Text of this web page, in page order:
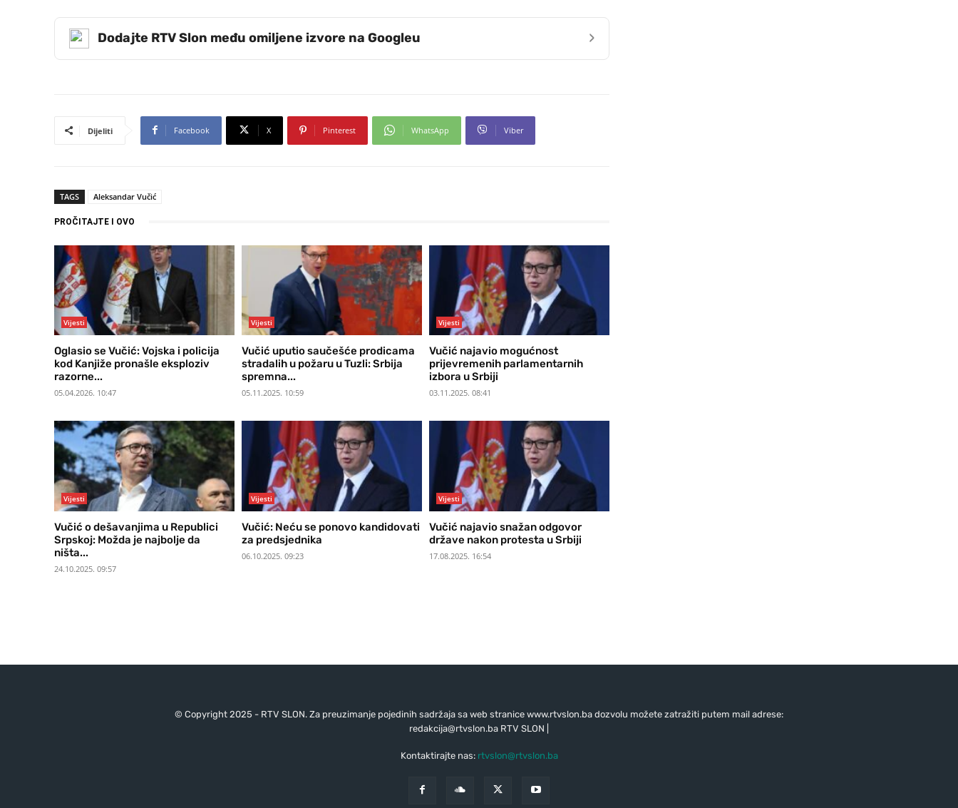
Dodajte RTV Slon među omiljene izvore na Googleu ›
Dijeliti Facebook X Pinterest WhatsApp Viber
TAGS Aleksandar Vučić
PROČITAJTE I OVO
Vijesti
Oglasio se Vučić: Vojska i policija
kod Kanjiže pronašle eksploziv
razorne...
05.04.2026. 10:47
Vijesti
Vučić uputio saučešće prodicama
stradalih u požaru u Tuzli: Srbija
spremna...
05.11.2025. 10:59
Vijesti
Vučić najavio mogućnost
prijevremenih parlamentarnih
izbora u Srbiji
03.11.2025. 08:41
Vijesti
Vučić o dešavanjima u Republici
Srpskoj: Možda je najbolje da
ništa...
24.10.2025. 09:57
Vijesti
Vučić: Neću se ponovo kandidovati
za predsjednika
06.10.2025. 09:23
Vijesti
Vučić najavio snažan odgovor
države nakon protesta u Srbiji
17.08.2025. 16:54
© Copyright 2025 - RTV SLON. Za preuzimanje pojedinih sadržaja sa web stranice www.rtvslon.ba dozvolu možete zatražiti putem mail adrese:
redakcija@rtvslon.baRTV SLON |
Kontaktirajte nas: rtvslon@rtvslon.ba